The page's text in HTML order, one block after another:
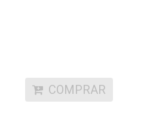
COMPRAR